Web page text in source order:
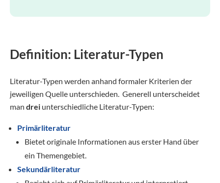
Definition: Literatur-Typen
Literatur-Typen werden anhand formaler Kriterien der
jeweiligen Quelle unterschieden. Generell unterscheidet
man drei unterschiedliche Literatur-Typen:
Primärliteratur
Bietet originale Informationen aus erster Hand über
ein Themengebiet.
Sekundärliteratur